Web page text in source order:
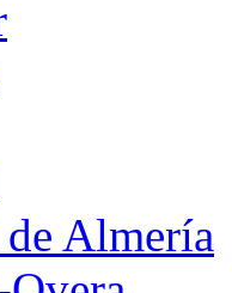
Almería